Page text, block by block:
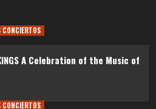
CONCIERTOS
KINGS A Celebration of the Music of
CONCIERTOS